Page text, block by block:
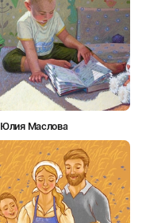
Юлия Маслова